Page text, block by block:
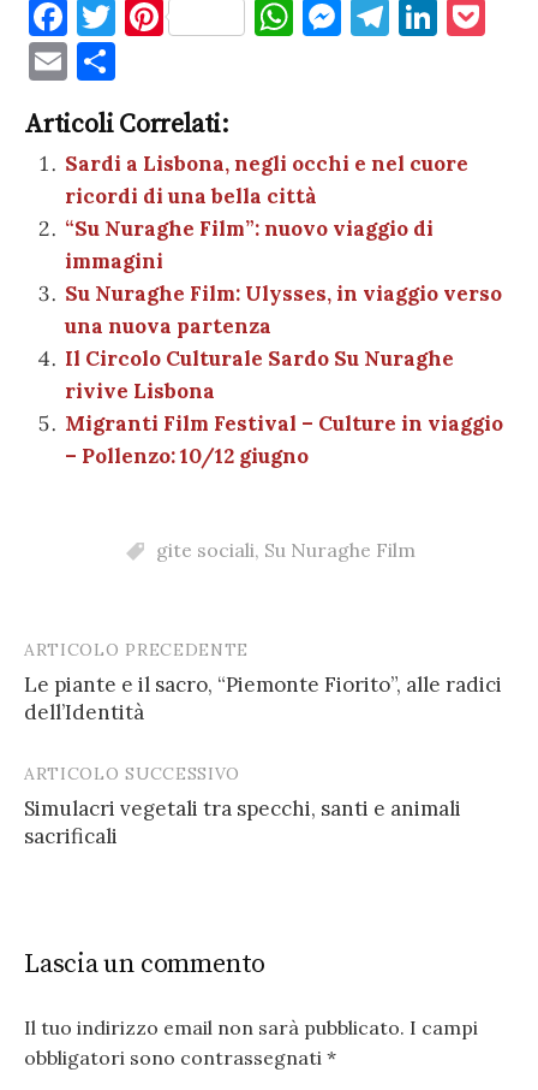
F
a
c
e
b
o
o
k
T
te
r
Pi
es
t
W
A
p
p
M
g
er
T
a
m
Li
dI
E
m
ai
l
n
di
vi
di
Articoli Correlati:
Sardi a Lisbona, negli occhi e nel cuore
ricordi di una bella città
“Su Nuraghe Film”: nuovo viaggio di
immagini
Su Nuraghe Film: Ulysses, in viaggio verso
una nuova partenza
Il Circolo Culturale Sardo Su Nuraghe
rivive Lisbona
Migranti Film Festival – Culture in viaggio
– Pollenzo: 10/12 giugno
gite sociali, Su Nuraghe Film
Post
navigation
ARTICOLO PRECEDENTE
Le piante e il sacro, “Piemonte Fiorito”, alle radici
dell’Identità
ARTICOLO SUCCESSIVO
Simulacri vegetali tra specchi, santi e animali
sacrificali
Lascia un commento
Il tuo indirizzo email non sarà pubblicato. I campi
obbligatori sono contrassegnati *